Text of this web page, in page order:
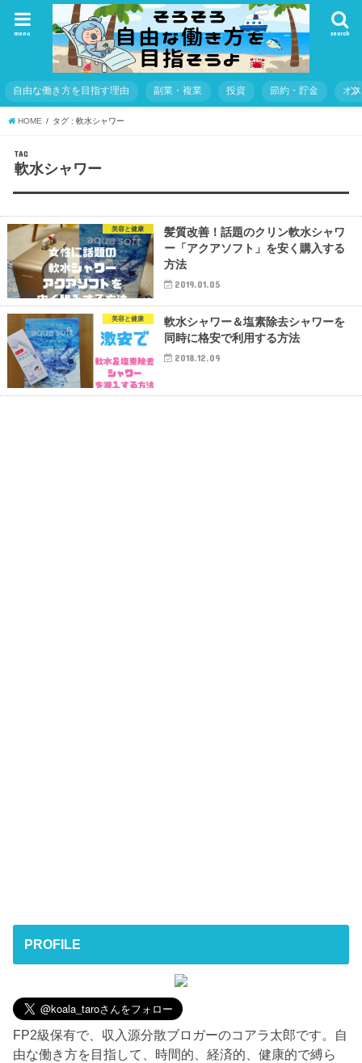
search
menu
自由な働き方を目指す理由 副業・複業 投資 節約・貯金 オ
HOME タグ : 軟水シャワー
TAG
軟水シャワー
美容と健康
髪質改善！話題のクリン軟水シャワ
ー「アクアソフト」を安く購入する
方法
2019.01.05
美容と健康
軟水シャワー＆塩素除去シャワーを
同時に格安で利用する方法
2018.12.09
PROFILE
FP2級保有で、収入源分散ブロガーのコアラ太郎です。自
由な働き方を目指して、時間的、経済的、健康的で縛ら